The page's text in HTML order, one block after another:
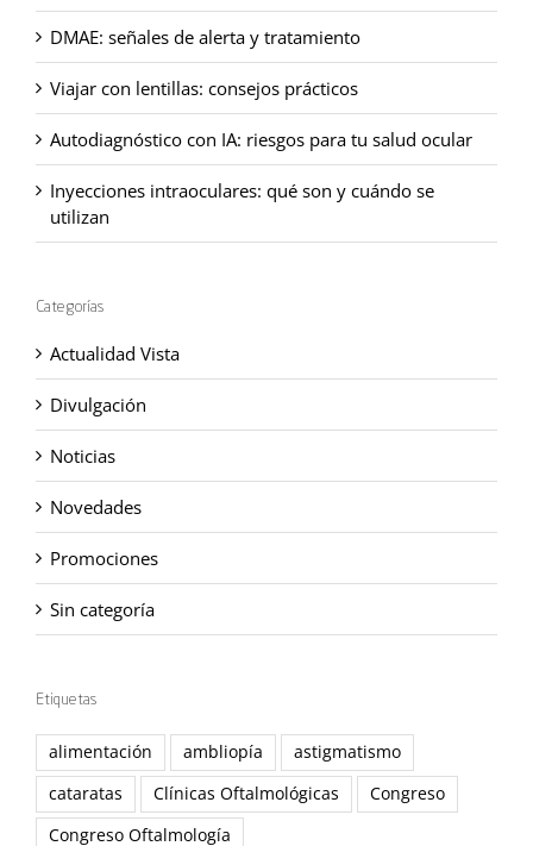
DMAE: señales de alerta y tratamiento
Viajar con lentillas: consejos prácticos
Autodiagnóstico con IA: riesgos para tu salud ocular
Inyecciones intraoculares: qué son y cuándo se
utilizan
Categorías
Actualidad Vista
Divulgación
Noticias
Novedades
Promociones
Sin categoría
Etiquetas
alimentación ambliopía
astigmatismo
cataratas
Clínicas Oftalmológicas
Congreso
Congreso Oftalmología